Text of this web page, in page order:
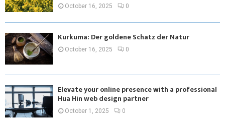
October 16, 2025 0
Kurkuma: Der goldene Schatz der Natur
October 16, 2025 0
Elevate your online presence with a professional
Hua Hin web design partner
October 1, 2025 0